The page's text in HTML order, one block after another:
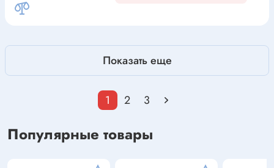
Показать еще
1 2 3
Популярные товары